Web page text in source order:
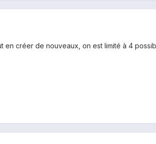
créer de nouveaux, on est limité à 4